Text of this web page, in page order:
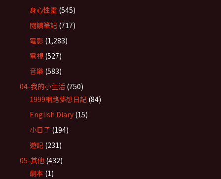
身心性靈 (545)
閱讀筆記 (717)
電影 (1,283)
電視 (527)
音樂 (583)
04-我的小生活 (750)
1999網路夢想日記 (84)
English Diary (15)
小日子 (194)
遊記 (231)
05-其他 (432)
劇本 (1)